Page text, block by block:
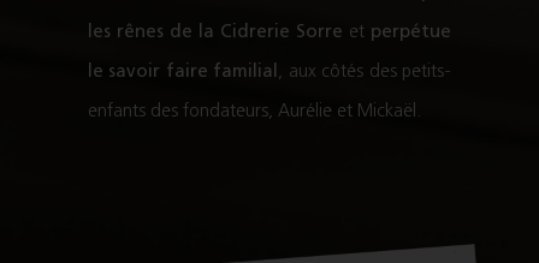
les rênes de la Cidrerie Sorre et perpétue
le savoir faire familial , aux côtés des petits-
enfants des fondateurs, Aurélie et Mickaël.